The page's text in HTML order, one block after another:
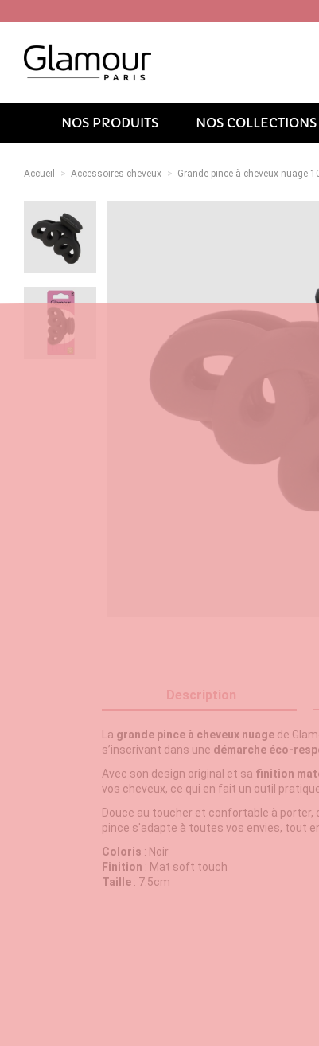
NOS PRODUITS NOS COLLECTIONS
Accueil Accessoires cheveux Grande pince à cheveux nuage
Description
La grande pince à cheveux nuagede
s’inscrivant dans une démarche éco-
Avec son design original et sa finition
vos cheveux, ce qui en fait un outil
Douce au toucher et confortable à porter,
pince s'adapte à toutes vos envies, tout
Coloris : Noir
Finition : Mat soft touch
Taille: 7.5cm